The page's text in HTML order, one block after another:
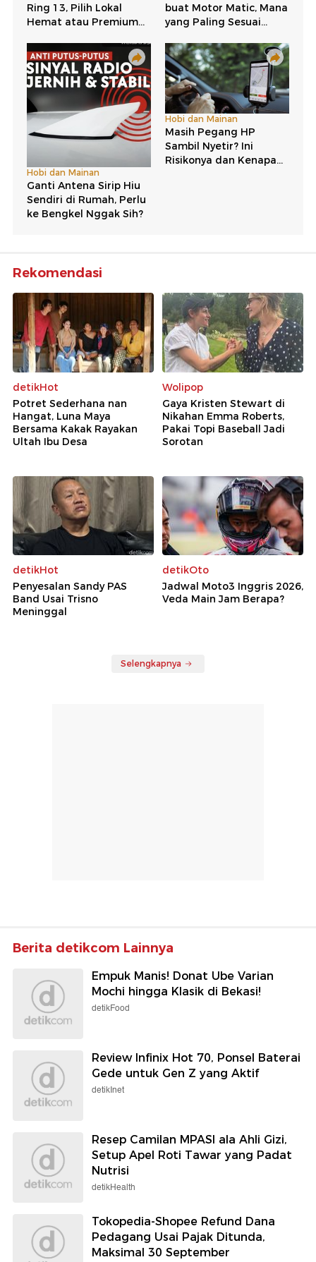
Rekomendasi
detikHot
Potret Sederhana nan
Hangat, Luna Maya
Bersama Kakak Rayakan
Ultah Ibu Desa
Wolipop
Gaya Kristen Stewart di
Nikahan Emma Roberts,
Pakai Topi Baseball Jadi
Sorotan
detikHot
Penyesalan Sandy PAS
Band Usai Trisno
Meninggal
detikOto
Jadwal Moto3 Inggris 2026,
Veda Main Jam Berapa?
Selengkapnya
Berita detikcom Lainnya
Empuk Manis! Donat Ube Varian
Mochi hingga Klasik di Bekasi!
detikFood
Review Infinix Hot 70, Ponsel Baterai
Gede untuk Gen Z yang Aktif
detikInet
Resep Camilan MPASI ala Ahli Gizi,
Setup Apel Roti Tawar yang Padat
Nutrisi
detikHealth
Tokopedia-Shopee Refund Dana
Pedagang Usai Pajak Ditunda,
Maksimal 30 September